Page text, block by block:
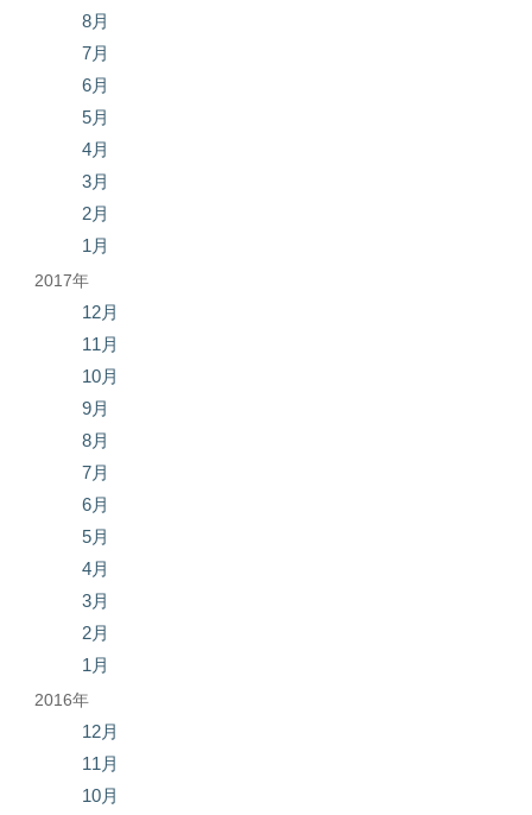
8月
7月
6月
5月
4月
3月
2月
1月
2017年
12月
11月
10月
9月
8月
7月
6月
5月
4月
3月
2月
1月
2016年
12月
11月
10月